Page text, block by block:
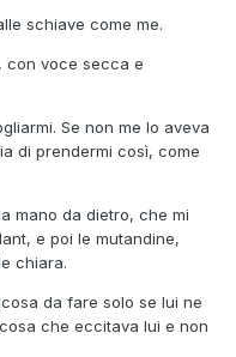
schiave come me.
con voce secca e
Se non me lo aveva
di prendermi così, come
mano da dietro, che mi
e poi le mutandine,
chiara.
da fare solo se lui ne
che eccitava lui e non